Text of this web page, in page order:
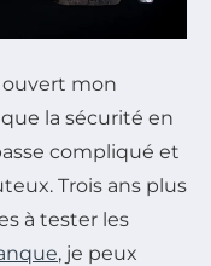
ouvert mon
la sécurité en
compliqué et
Trois ans plus
à tester les
, je peux